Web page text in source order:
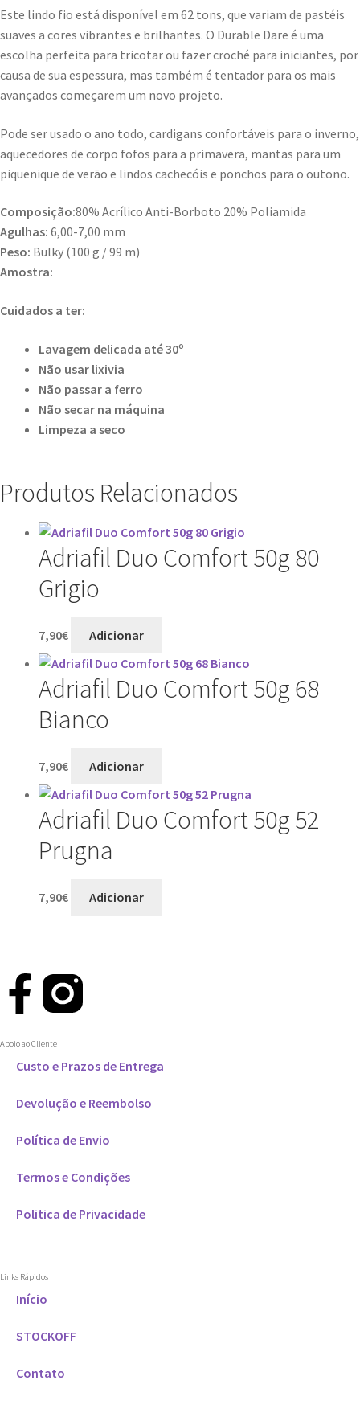
Este lindo fio está disponível em 62 tons, que variam de pastéis
suaves a cores vibrantes e brilhantes. O Durable Dare é uma
escolha perfeita para tricotar ou fazer croché para iniciantes, por
causa de sua espessura, mas também é tentador para os mais
avançados começarem um novo projeto.
Pode ser usado o ano todo, cardigans confortáveis ​​para o inverno,
aquecedores de corpo fofos para a primavera, mantas para um
piquenique de verão e lindos cachecóis e ponchos para o outono.
Composição:80% Acrílico Anti-Borboto 20% Poliamida
Agulhas: 6,00-7,00 mm
Peso: Bulky (100 g / 99 m)
Amostra:
Cuidados a ter:
Lavagem delicada até 30º
Não usar lixivia
Não passar a ferro
Não secar na máquina
Limpeza a seco
Produtos Relacionados
Adriafil Duo Comfort 50g 80
Grigio
7,90€ Adicionar
Adriafil Duo Comfort 50g 68
Bianco
7,90€ Adicionar
Adriafil Duo Comfort 50g 52
Prugna
7,90€ Adicionar
Apoio ao Cliente
Custo e Prazos de Entrega
Devolução e Reembolso
Política de Envio
Termos e Condições
Politica de Privacidade
Links Rápidos
Início
STOCKOFF
Contato